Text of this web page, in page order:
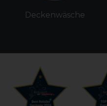
Deckenwäsche